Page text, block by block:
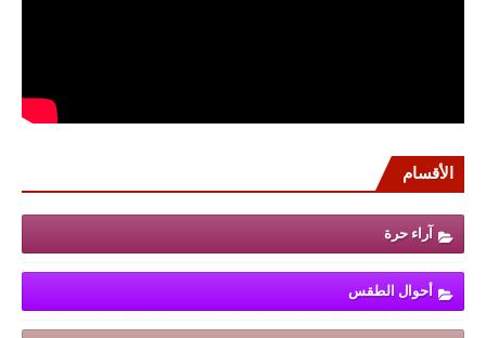
الأقسام
آراء حرة
أحوال الطقس